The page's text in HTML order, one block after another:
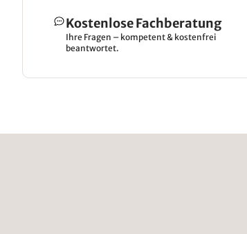
Kostenlose Fachberatung
Ihre Fragen – kompetent & kostenfrei
beantwortet.